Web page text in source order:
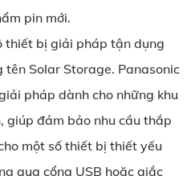
pin mới.
thiết bị giải pháp tận dụng
Solar Storage. Panasonic
pháp dành cho những khu
giúp đảm bảo nhu cầu thắp
một số thiết bị thiết yếu
qua cổng USB hoặc giắc